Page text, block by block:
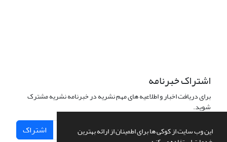
این وب سایت از کوکی ها برای اطمینان از ارائه بهترین
اشتراک خبرنامه
برای دریافت اخبار و اطلاعیه های مهم نشریه در خبرنامه نشریه مشترک
شوید.
اشتراک